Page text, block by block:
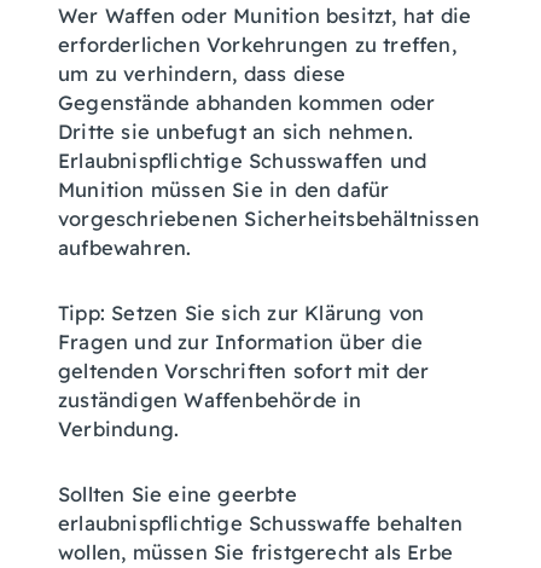
Wer Waffen oder Munition besitzt, hat die
erforderlichen Vorkehrungen zu treffen,
um zu verhindern, dass diese
Gegenstände abhanden kommen oder
Dritte sie unbefugt an sich nehmen.
Erlaubnispflichtige Schusswaffen und
Munition müssen Sie in den dafür
vorgeschriebenen Sicherheitsbehältnissen
aufbewahren.
Tipp: Setzen Sie sich zur Klärung von
Fragen und zur Information über die
geltenden Vorschriften sofort mit der
zuständigen Waffenbehörde in
Verbindung.
Sollten Sie eine geerbte
erlaubnispflichtige Schusswaffe behalten
wollen, müssen Sie fristgerecht als Erbe